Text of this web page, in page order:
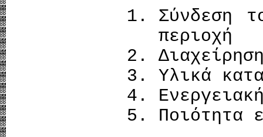
Σύνδεση
περιοχή
Υλικά
Ποιότητα